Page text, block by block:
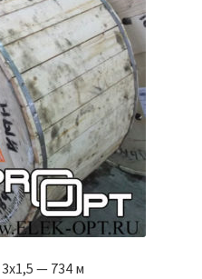
— 734 м